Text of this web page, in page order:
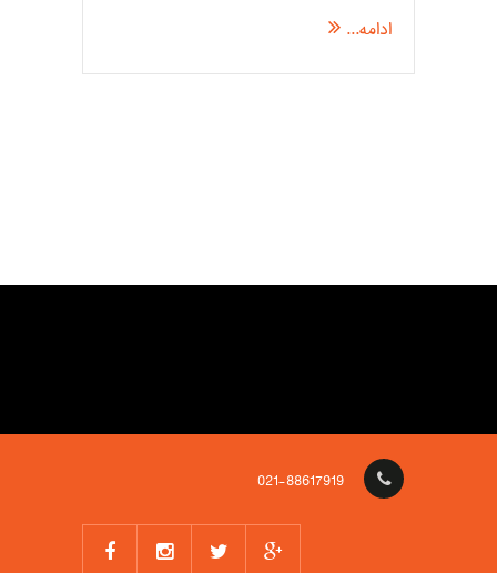
ادامه...
021-88617919